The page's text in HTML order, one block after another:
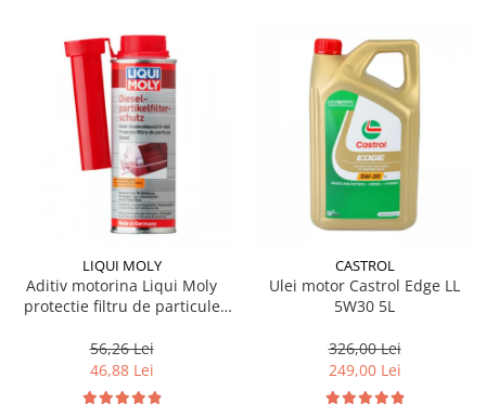
LIQUI MOLY
Aditiv motorina Liqui Moly
protectie filtru de particule
56,26 Lei
46,88 Lei
CASTROL
Ulei motor Castrol Edge LL
5W30 5L
326,00 Lei
249,00 Lei